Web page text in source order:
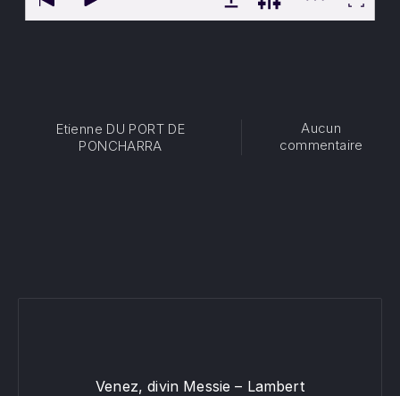
Etienne DU PORT DE
PONCHARRA
Aucun
commentaire
Venez, divin Messie – Lambert